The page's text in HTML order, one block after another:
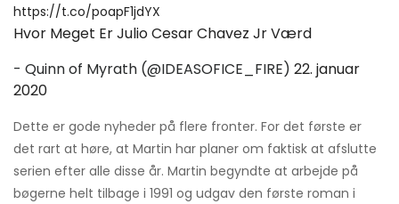
https://t.co/poapF1jdYX
Hvor Meget Er Julio Cesar Chavez Jr Værd
- Quinn of Myrath (@IDEASOFICE_FIRE) 22. januar
2020
Dette er gode nyheder på flere fronter. For det første er
det rart at høre, at Martin har planer om faktisk at afslutte
serien efter alle disse år. Martin begyndte at arbejde på
bøgerne helt tilbage i 1991 og udgav den første roman i